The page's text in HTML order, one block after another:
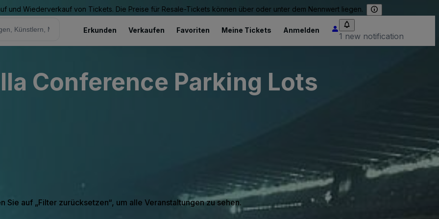
und Wiederverkauf von Tickets. Die Preise für Resale-Tickets können über oder unter dem Nennwert liegen.
Erkunden Verkaufen Favoriten Meine Tickets Anmelden
1 new notification
Conference Parking Lots
Sie auf „Filter zurücksetzen“, um alle Veranstaltungen zu sehen.